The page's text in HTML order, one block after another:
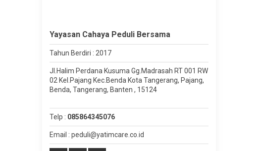
Yayasan Cahaya Peduli Bersama
Tahun Berdiri : 2017
Jl.Halim Perdana Kusuma Gg.Madrasah RT 001 RW
02 Kel.Pajang Kec.Benda Kota Tangerang, Pajang,
Benda, Tangerang, Banten , 15124
Telp : 085864345076
Email : peduli@yatimcare.co.id